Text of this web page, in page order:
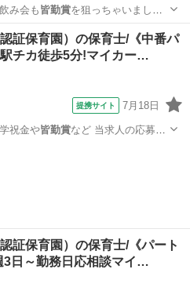
み会も 皆勤賞を狙っちゃいましょ
他
証保育園）の保育士/《中番パ
チカ徒歩5分!マイカー…
提携サイト 7月18日
祝金や皆勤賞など 当求人の応募に
証保育園）の保育士/《パート
3日～勤務日応相談マイ…